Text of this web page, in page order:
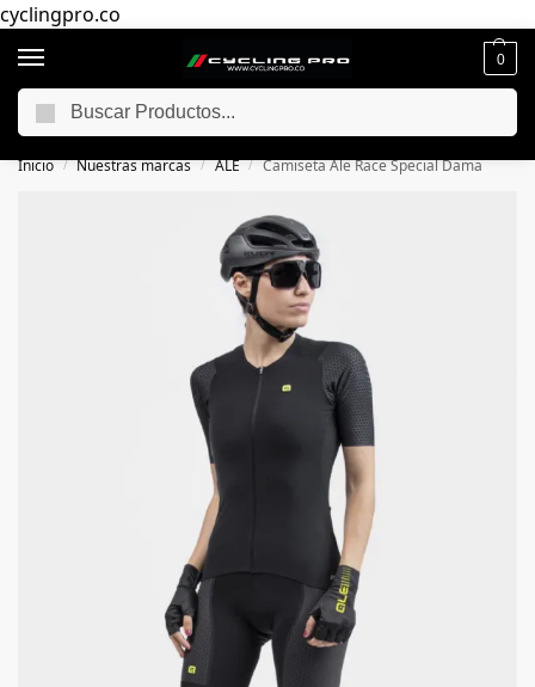
cyclingpro.co
0
🚴‍ Envío gratuito a todo Colombia por compras superiores a $250.000
Inicio / Nuestras marcas / ALE / Camiseta Ale Race Special Dama